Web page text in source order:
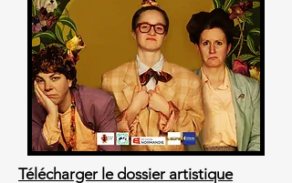
Télécharger le dossier artistique